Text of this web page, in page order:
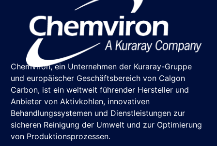
Chemviron, ein Unternehmen der Kuraray-Gruppe
und europäischer Geschäftsbereich von Calgon
Carbon, ist ein weltweit führender Hersteller und
Anbieter von Aktivkohlen, innovativen
Behandlungssystemen und Dienstleistungen zur
sicheren Reinigung der Umwelt und zur Optimierung
von Produktionsprozessen.